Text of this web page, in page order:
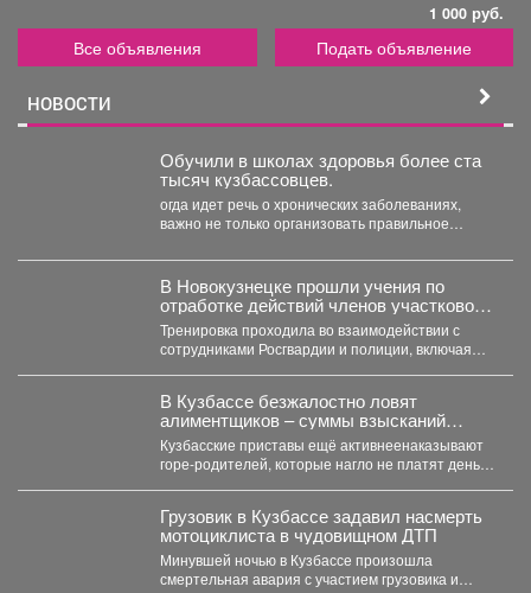
1 000 руб.
Все объявления Подать объявление
НОВОСТИ
Обучили в школах здоровья более ста
тысяч кузбассовцев.
огда идет речь о хронических заболеваниях,
важно не только организовать правильное
В Новокузнецке прошли учения по
отработке действий членов участковой
избирательной комиссии в нештатных
ситуациях на предстоящих выборах.
Тренировка проходила во взаимодействии с
сотрудниками Росгвардии и полиции, включая
В Кузбассе безжалостно ловят
алиментщиков – суммы взысканий
невероятно растут
Кузбасские приставы ещё активнеенаказывают
горе-родителей, которые нагло не платят деньги
Грузовик в Кузбассе задавил насмерть
мотоциклиста в чудовищном ДТП
Минувшей ночью в Кузбассе произошла
смертельная авария с участием грузовика и